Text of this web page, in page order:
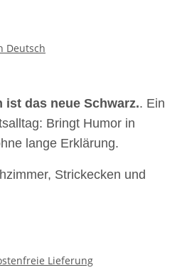
Deutsch
ist das neue Schwarz.. Ein
Bringt Humor in
lange Erklärung.
Strickecken und
Lieferung